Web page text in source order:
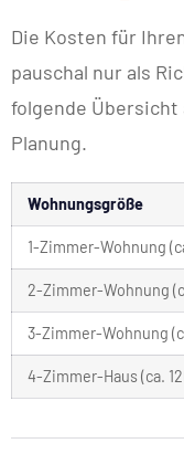
Die Kosten für
pauschal nur als
folgende
Planung.
Wohnungsgröße
1-Zimmer-Wohnung
2-Zimmer-Wohnung
3-Zimmer-Wohnung
4-Zimmer-Haus (ca.